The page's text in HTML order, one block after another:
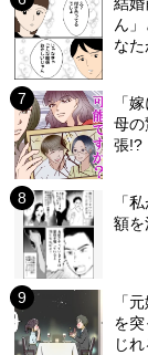
ん
なた
「
母
張!?
「
額
「
を
じれ